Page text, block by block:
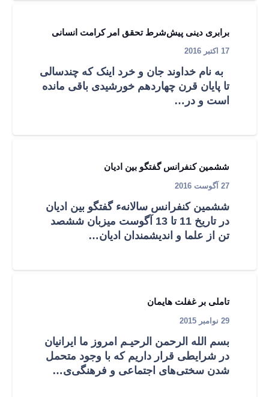
برابری دینی پیش‌شرط تحقق امر کرامت انسانی
17 اکتبر 2016
به نام خداوند جان و خرد اینک که چندسالی
تا پایان قرن چهاردهم خورشيدی باقی مانده
است و در…
ششمین کنفرانس گفتگو بین ادیان
27 آگوست 2016
ششمین کنفرانس سالانهء گفتگو بین ادیان
در تاریخ 11 تا 13 آگوست میزبان ششصد
تن از علما و اندیشمندان ادیان…
تاملی بر غفلت هایمان
29 نوامبر 2015
بسم‌ الله الرحمن الرحیـم امروز ما ایرانیان
در شرایطی قرار داریم که با وجود متحمل
شدن سختی‌های اجتماعی و فرهنگی‌ی‌…